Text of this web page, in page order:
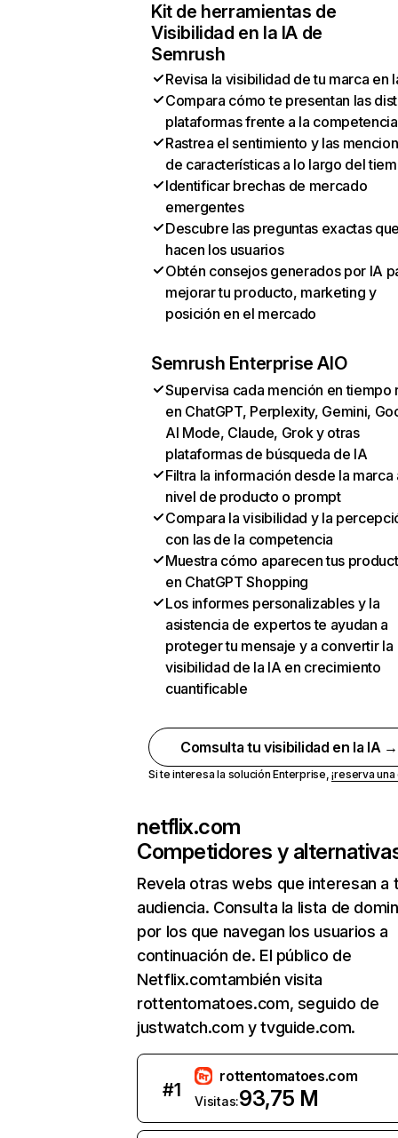
Kit de herramientas de
Visibilidad en la IA de
Semrush
Revisa la visibilidad de tu marca en
Compara cómo te presentan las
plataformas frente a la competencia
Rastrea el sentimiento y las
de características a lo largo del
Identificar brechas de mercado
emergentes
Descubre las preguntas exactas
hacen los usuarios
Obtén consejos generados por IA
mejorar tu producto, marketing y
posición en el mercado
Semrush Enterprise AIO
Supervisa cada mención en tiempo
en ChatGPT, Perplexity, Gemini,
AI Mode, Claude, Grok y otras
plataformas de búsqueda de IA
Filtra la información desde la marca
nivel de producto o prompt
Compara la visibilidad y la
con las de la competencia
Muestra cómo aparecen tus
en ChatGPT Shopping
Los informes personalizables y la
asistencia de expertos te ayudan a
proteger tu mensaje y a convertir la
visibilidad de la IA en crecimiento
cuantificable
Comsulta tu visibilidad en la IA →
Si te interesa la solución Enterprise,¡reserva
netflix.com
Competidores y
Revela otras webs que interesan a
audiencia. Consulta la lista de
por los que navegan los usuarios a
continuación de. El público de
Netflix.comtambién visita
rottentomatoes.com, seguido de
justwatch.com y tvguide.com.
#1
rottentomatoes.com
Visitas:93,75 M